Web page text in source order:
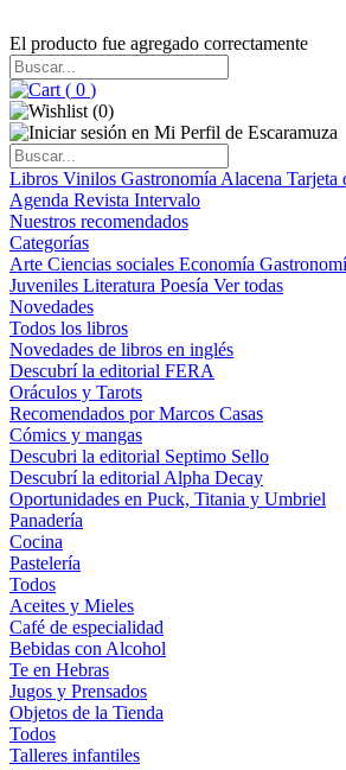
El producto fue agregado correctamente
( 0 )
(0)
Libros Vinilos Gastronomía Alacena Tarjeta
Agenda Revista Intervalo
Nuestros recomendados
Categorías
Arte Ciencias sociales Economía
Juveniles Literatura Poesía Ver todas
Novedades
Todos los libros
Novedades de libros en inglés
Descubrí la editorial FERA
Oráculos y Tarots
Recomendados por Marcos Casas
Cómics y mangas
Descubri la editorial Septimo Sello
Descubrí la editorial Alpha Decay
Oportunidades en Puck, Titania y Umbriel
Panadería
Cocina
Pastelería
Todos
Aceites y Mieles
Café de especialidad
Bebidas con Alcohol
Te en Hebras
Jugos y Prensados
Objetos de la Tienda
Todos
Talleres infantiles